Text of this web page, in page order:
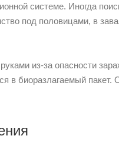
системе. Иногда
под половицами, в
из-за опасности
в биоразлагаемый